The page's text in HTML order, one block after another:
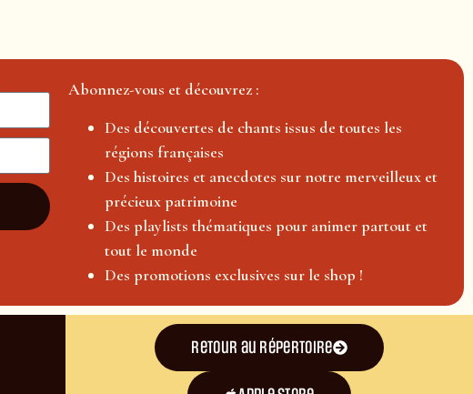
Abonnez-vous et découvrez :
Des découvertes de chants issus de toutes les
régions françaises
Des histoires et anecdotes sur notre merveilleux et
précieux patrimoine
Des playlists thématiques pour animer partout et
tout le monde
Des promotions exclusives sur le shop !
Retour au répertoire